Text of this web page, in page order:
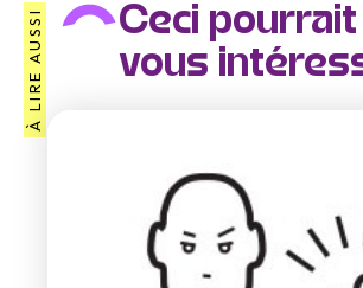
À LIRE AUSSI
Ceci
vous